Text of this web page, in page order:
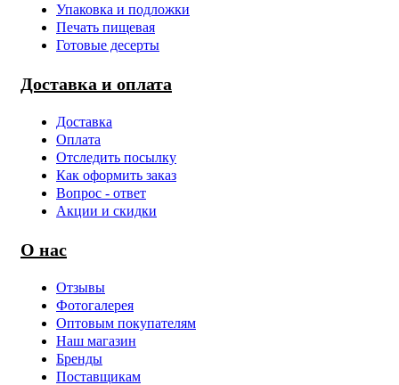
Упаковка и подложки
Печать пищевая
Готовые десерты
Доставка и оплата
Доставка
Оплата
Отследить посылку
Как оформить заказ
Вопрос - ответ
Акции и скидки
О нас
Отзывы
Фотогалерея
Оптовым покупателям
Наш магазин
Бренды
Поставщикам